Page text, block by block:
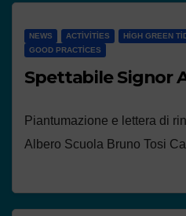
NEWS ACTIVITIES HIGH GREEN
GOOD PRACTICES
Spettabile Signor
Piantumazione e lettera di
Albero Scuola Bruno Tosi